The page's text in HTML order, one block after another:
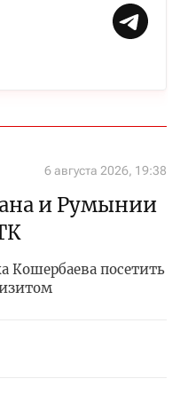
6 августа 2026, 19:38
и Румынии
Кошербаева посетить